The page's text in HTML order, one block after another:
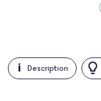
Description